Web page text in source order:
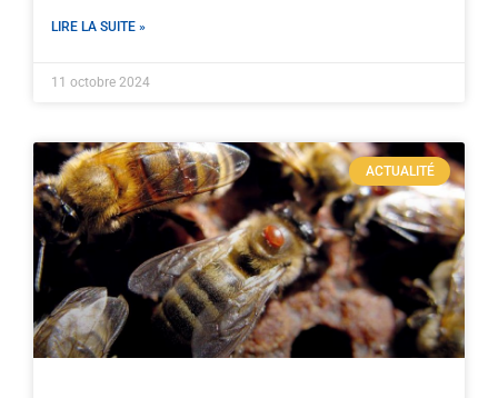
LIRE LA SUITE »
11 octobre 2024
ACTUALITÉ